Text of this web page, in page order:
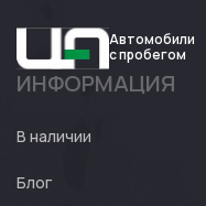
Авто
Автомобили
с пробегом
ИНФОРМАЦИЯ
В наличии
Блог